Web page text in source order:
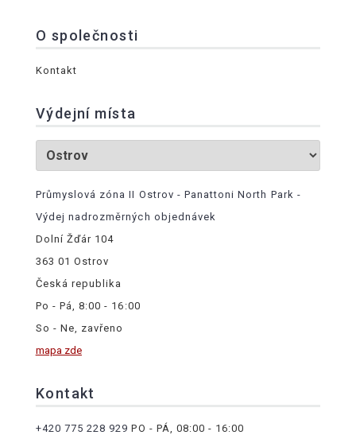
O společnosti
Kontakt
Výdejní místa
Průmyslová zóna II Ostrov - Panattoni North Park -
Výdej nadrozměrných objednávek
Dolní Žďár 104
363 01 Ostrov
Česká republika
Po - Pá, 8:00 - 16:00
So - Ne, zavřeno
mapa zde
Kontakt
+420 775 228 929 PO - PÁ, 08:00 - 16:00